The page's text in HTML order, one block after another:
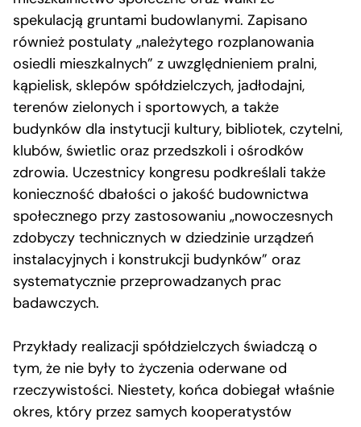
spekulacją gruntami budowlanymi. Zapisano
również postulaty „należytego rozplanowania
osiedli mieszkalnych” z uwzględnieniem pralni,
kąpielisk, sklepów spółdzielczych, jadłodajni,
terenów zielonych i sportowych, a także
budynków dla instytucji kultury, bibliotek, czytelni,
klubów, świetlic oraz przedszkoli i ośrodków
zdrowia. Uczestnicy kongresu podkreślali także
konieczność dbałości o jakość budownictwa
społecznego przy zastosowaniu „nowoczesnych
zdobyczy technicznych w dziedzinie urządzeń
instalacyjnych i konstrukcji budynków” oraz
systematycznie przeprowadzanych prac
badawczych.
Przykłady realizacji spółdzielczych świadczą o
tym, że nie były to życzenia oderwane od
rzeczywistości. Niestety, końca dobiegał właśnie
okres, który przez samych kooperatystów